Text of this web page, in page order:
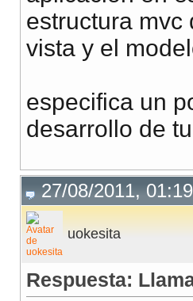
estructura mvc
vista y el
especifica un
desarrollo de
27/08/2011, 01:19
uokesita
Respuesta: